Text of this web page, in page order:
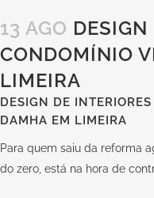
13 AGO
CONDOMÍNIO
LIMEIRA
DESIGN DE
DAMHA EM LIMEIRA
Para quem saiu da reforma
do zero, está na hora de